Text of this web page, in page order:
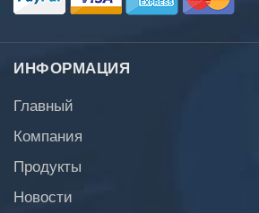
ИНФОРМАЦИЯ
Главный
Компания
Продукты
Новости